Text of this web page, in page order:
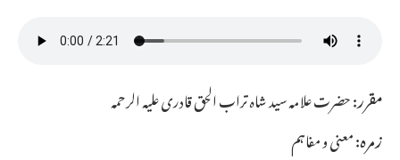
مقرر:حضرت علامہ سید شاہ تراب الحق قادری علیہ الرحمہ
زمرہ:معنی و مفاہم